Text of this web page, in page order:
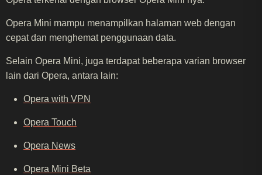
Opera Mini mampu menampilkan halaman web dengan
cepat dan menghemat penggunaan data.
Selain Opera Mini, juga terdapat beberapa varian browser
lain dari Opera, antara lain:
Opera with VPN
Opera Touch
Opera News
Opera Mini Beta